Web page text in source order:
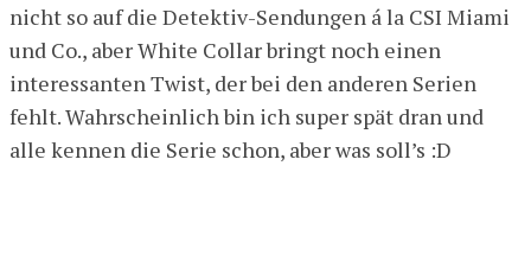
nicht so auf die Detektiv-Sendungen á la CSI Miami
und Co., aber White Collar bringt noch einen
interessanten Twist, der bei den anderen Serien
fehlt. Wahrscheinlich bin ich super spät dran und
alle kennen die Serie schon, aber was soll’s :D